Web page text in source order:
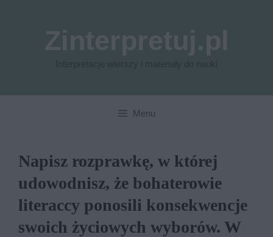
Menu
Napisz rozprawkę, w której
udowodnisz, że bohaterowie
literaccy ponosili konsekwencje
swoich życiowych wyborów. W